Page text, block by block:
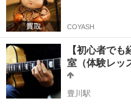
COYASH
【初心者で
室（体験レッ
豊川駅